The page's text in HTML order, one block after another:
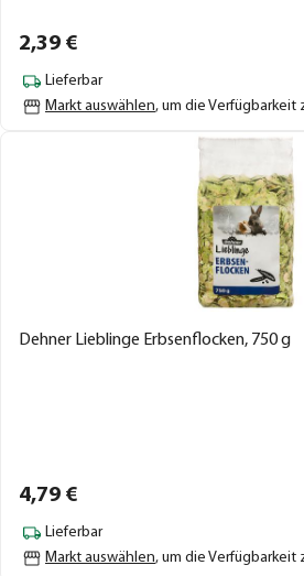
2,39 €
Lieferbar
Markt auswählen, um die Verfügbarkeit
Dehner Lieblinge Erbsenflocken, 750 g
4,79 €
Lieferbar
Markt auswählen, um die Verfügbarkeit